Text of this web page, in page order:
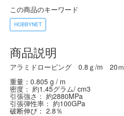
この商品のキーワード
HOBBYNET
商品説明
アラミドロービング 0.8ｇ/m 20ｍ
重量：0.805 g / m
密度： 約1.45グラム/ cm3
引張強さ： 約2880MPa
引張弾性率： 約100GPa
破断伸び： 2.8％